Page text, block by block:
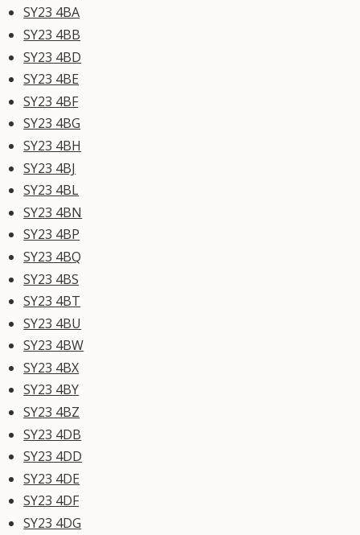
SY23 4BA
SY23 4BB
SY23 4BD
SY23 4BE
SY23 4BF
SY23 4BG
SY23 4BH
SY23 4BJ
SY23 4BL
SY23 4BN
SY23 4BP
SY23 4BQ
SY23 4BS
SY23 4BT
SY23 4BU
SY23 4BW
SY23 4BX
SY23 4BY
SY23 4BZ
SY23 4DB
SY23 4DD
SY23 4DE
SY23 4DF
SY23 4DG